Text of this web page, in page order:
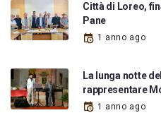
Città di Loreo,
Pane
1 anno ago
La lunga notte
rappresentare
1 anno ago